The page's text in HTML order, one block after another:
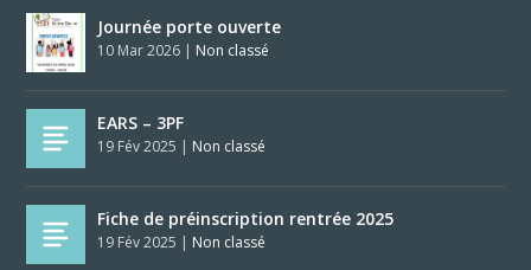
Journée porte ouverte
10 Mar 2026 | Non classé
EARS – 3PF
19 Fév 2025 | Non classé
Fiche de préinscription rentrée 2025
19 Fév 2025 | Non classé